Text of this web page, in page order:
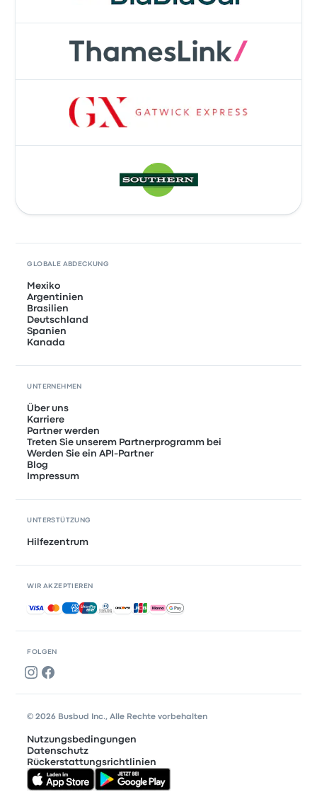
FOLGEN
GLOBALE ABDECKUNG
Mexiko
Argentinien
Brasilien
Deutschland
Spanien
Kanada
UNTERNEHMEN
Über uns
Karriere
Partner werden
Treten Sie unserem Partnerprogramm bei
Werden Sie ein API-Partner
Blog
Impressum
UNTERSTÜTZUNG
Hilfezentrum
WIR AKZEPTIEREN
Akzeptierte Zahlungsmethoden
© 2026 Busbud Inc., Alle Rechte vorbehalten
Nutzungsbedingungen
Datenschutz
Rückerstattungsrichtlinien